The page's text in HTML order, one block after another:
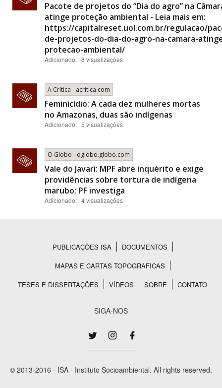
Pacote de projetos do “Dia do agro” na
atinge proteção ambiental - Leia mais em:
https://capitalreset.uol.com.br/regulacao/
de-projetos-do-dia-do-agro-na-camara-
protecao-ambiental/
Adicionado: | 8 visualizações
A Crítica - acritica.com
Feminicídio: A cada dez mulheres mortas
no Amazonas, duas são indígenas
Adicionado: | 5 visualizações
O Globo - oglobo.globo.com
Vale do Javari: MPF abre inquérito e exige
providências sobre tortura de indígena
marubo; PF investiga
Adicionado: | 4 visualizações
Rodapé
PUBLICAÇÕES ISA
DOCUMENTOS
MAPAS E CARTAS TOPOGRAFICAS
TESES E DISSERTAÇÕES
VÍDEOS SOBRE CONTATO
SIGA-NOS
© 2013-2016 - ISA - Instituto Socioambiental. All rights reserved.